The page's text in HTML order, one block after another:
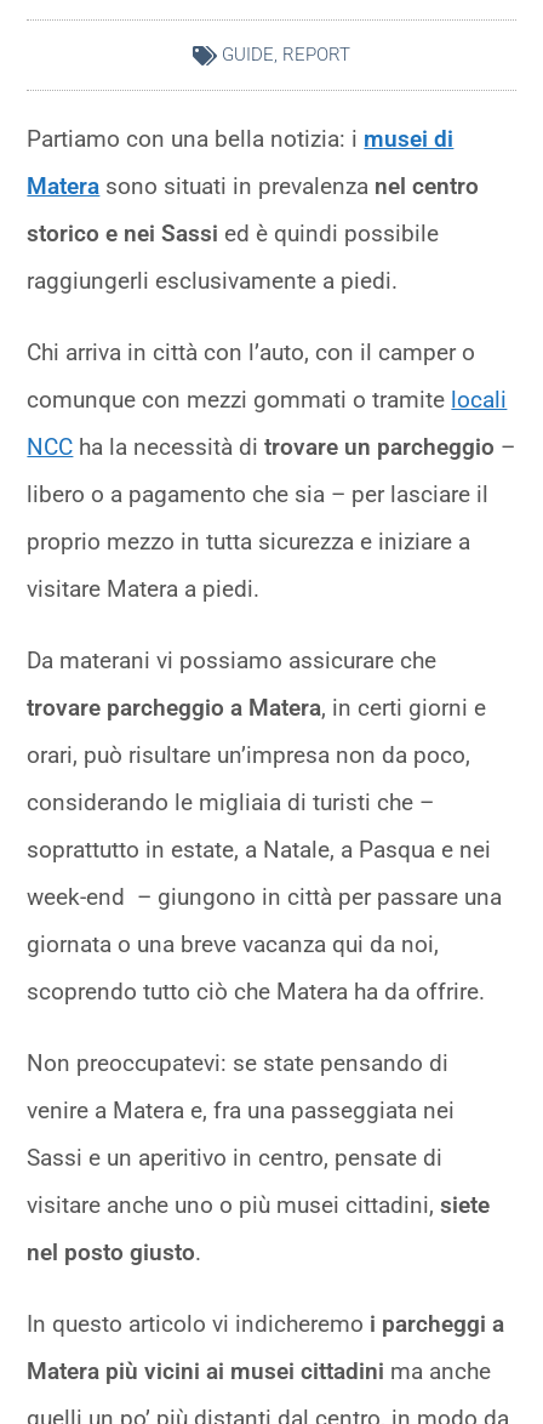
GUIDE, REPORT
Partiamo con una bella notizia: i musei di
Matera sono situati in prevalenza nel centro
storico e nei Sassi ed è quindi possibile
raggiungerli esclusivamente a piedi.
Chi arriva in città con l’auto, con il camper o
comunque con mezzi gommati o tramite locali
NCC ha la necessità ditrovare un parcheggio –
libero o a pagamento che sia – per lasciare il
proprio mezzo in tutta sicurezza e iniziare a
visitare Matera a piedi.
Da materani vi possiamo assicurare che
trovare parcheggio a Matera, in certi giorni e
orari, può risultare un’impresa non da poco,
considerando le migliaia di turisti che –
soprattutto in estate, a Natale, a Pasqua e nei
week-end – giungono in città per passare una
giornata o una breve vacanza qui da noi,
scoprendo tutto ciò che Matera ha da offrire.
Non preoccupatevi: se state pensando di
venire a Matera e, fra una passeggiata nei
Sassi e un aperitivo in centro, pensate di
visitare anche uno o più musei cittadini,siete
nel posto giusto.
In questo articolo vi indicheremo i parcheggi a
Matera più vicini ai musei cittadini ma anche